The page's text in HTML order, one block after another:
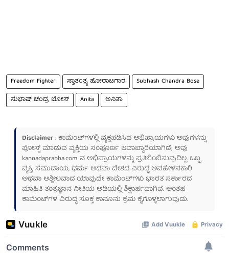
Freedom Fighter ಸ್ವಾತಂತ್ರ್ಯ ಹೋರಾಟಗಾರ
Subhash Chandra Bose
ಸುಭಾಷ್ ಚಂದ್ರ ಬೋಸ್
Anita ಅನಿತಾ
Disclaimer: ಕಾಮೆಂಟ್‌ಗಳಲ್ಲಿ ವ್ಯಕ್ತಪಡಿಸಿದ ಅಭಿಪ್ರಾಯಗಳು ಅವುಗಳನ್ನು
ಪೋಸ್ಟ್ ಮಾಡುವ ವ್ಯಕ್ತಿಯ ಸಂಪೂರ್ಣ ಜವಾಬ್ದಾರಿಯಾಗಿದೆ; ಅವು
kannadaprabha.com ನ ಅಭಿಪ್ರಾಯಗಳನ್ನು ಪ್ರತಿಬಿಂಬಿಸುವುದಿಲ್ಲ. ಒಬ್ಬ
ವ್ಯಕ್ತಿ, ಸಮುದಾಯ, ಧರ್ಮ ಅಥವಾ ದೇಶದ ವಿರುದ್ಧ ಅವಹೇಳನಕಾರಿ
ಅಥವಾ ಅಶ್ಲೀಲವಾದ ಯಾವುದೇ ಕಾಮೆಂಟ್‌ಗಳು ಭಾರತ ಸರ್ಕಾರದ
ಮಾಹಿತಿ ತಂತ್ರಜ್ಞಾನ ನೀತಿಯ ಅಡಿಯಲ್ಲಿ ಶಿಕ್ಷಾರ್ಹವಾಗಿವೆ. ಅಂತಹ
ಕಾಮೆಂಟ್‌ಗಳ ವಿರುದ್ಧ ಸೂಕ್ತ ಕಾನೂನು ಕ್ರಮ ಕೈಗೊಳ್ಳಲಾಗುವುದು.